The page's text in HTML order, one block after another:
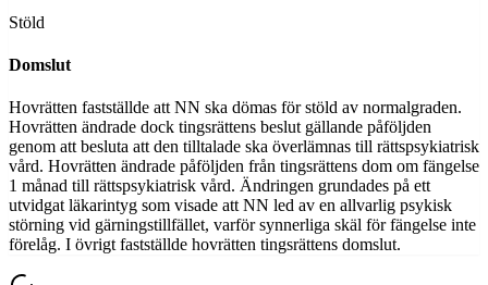
Stöld
Domslut
Hovrätten fastställde att NN ska dömas för stöld av normalgraden.
Hovrätten ändrade dock tingsrättens beslut gällande påföljden
genom att besluta att den tilltalade ska överlämnas till rättspsykiatrisk
vård. Hovrätten ändrade påföljden från tingsrättens dom om fängelse
1 månad till rättspsykiatrisk vård. Ändringen grundades på ett
utvidgat läkarintyg som visade att NN led av en allvarlig psykisk
störning vid gärningstillfället, varför synnerliga skäl för fängelse inte
förelåg. I övrigt fastställde hovrätten tingsrättens domslut.